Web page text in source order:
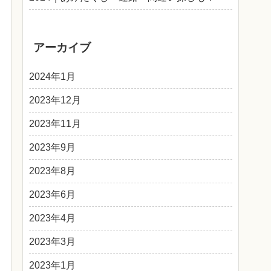
アーカイブ
2024年1月
2023年12月
2023年11月
2023年9月
2023年8月
2023年6月
2023年4月
2023年3月
2023年1月